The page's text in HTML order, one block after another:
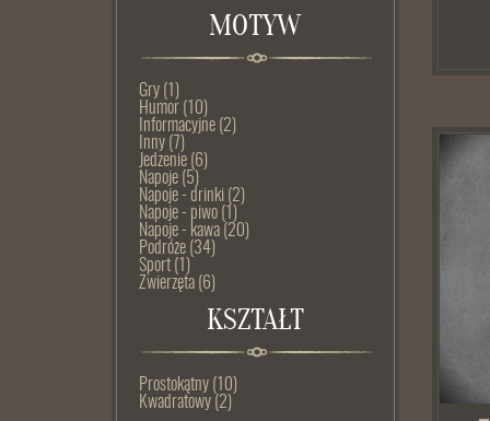
MOTYW
Gry (1)
Humor (10)
Informacyjne (2)
Inny (7)
Jedzenie (6)
Napoje (5)
Napoje - drinki (2)
Napoje - piwo (1)
Napoje - kawa (20)
Podróże (34)
Sport (1)
Zwierzęta (6)
KSZTAŁT
Prostokątny (10)
Kwadratowy (2)